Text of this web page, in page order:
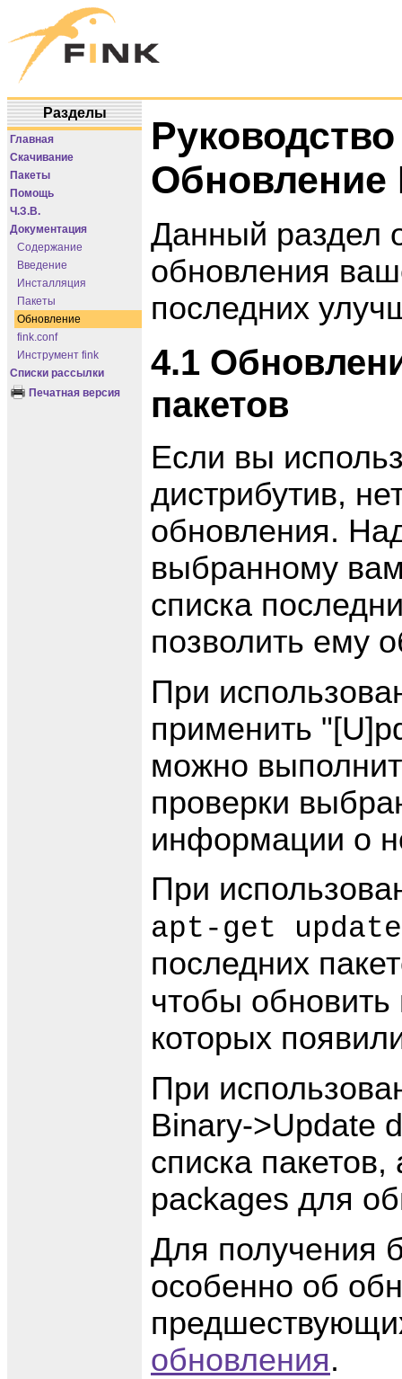
Разделы
Главная
Скачивание
Пакеты
Помощь
Ч.З.В.
Документация
Содержание
Введение
Инсталляция
Пакеты
Обновление
fink.conf
Инструмент fink
Списки рассылки
Печатная версия
Обновление
Данный раздел
обновления
последних
4.1
пакетов
Если вы
дистрибутив,
обновления.
выбранному
списка
позволить ему
При
применить
можно
проверки
информации о
При
apt-get update
последних
чтобы
которых
При
Binary->Update
списка
packages для
Для получения
особенно об
обновления.